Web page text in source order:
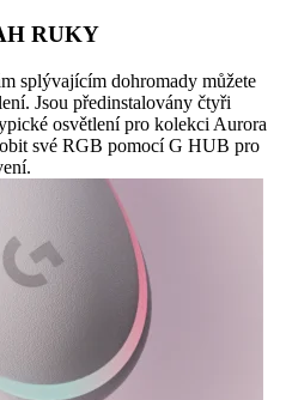
RUKY
splývajícím dohromady můžete
Jsou předinstalovány čtyři
osvětlení pro kolekci Aurora
své RGB pomocí G HUB pro